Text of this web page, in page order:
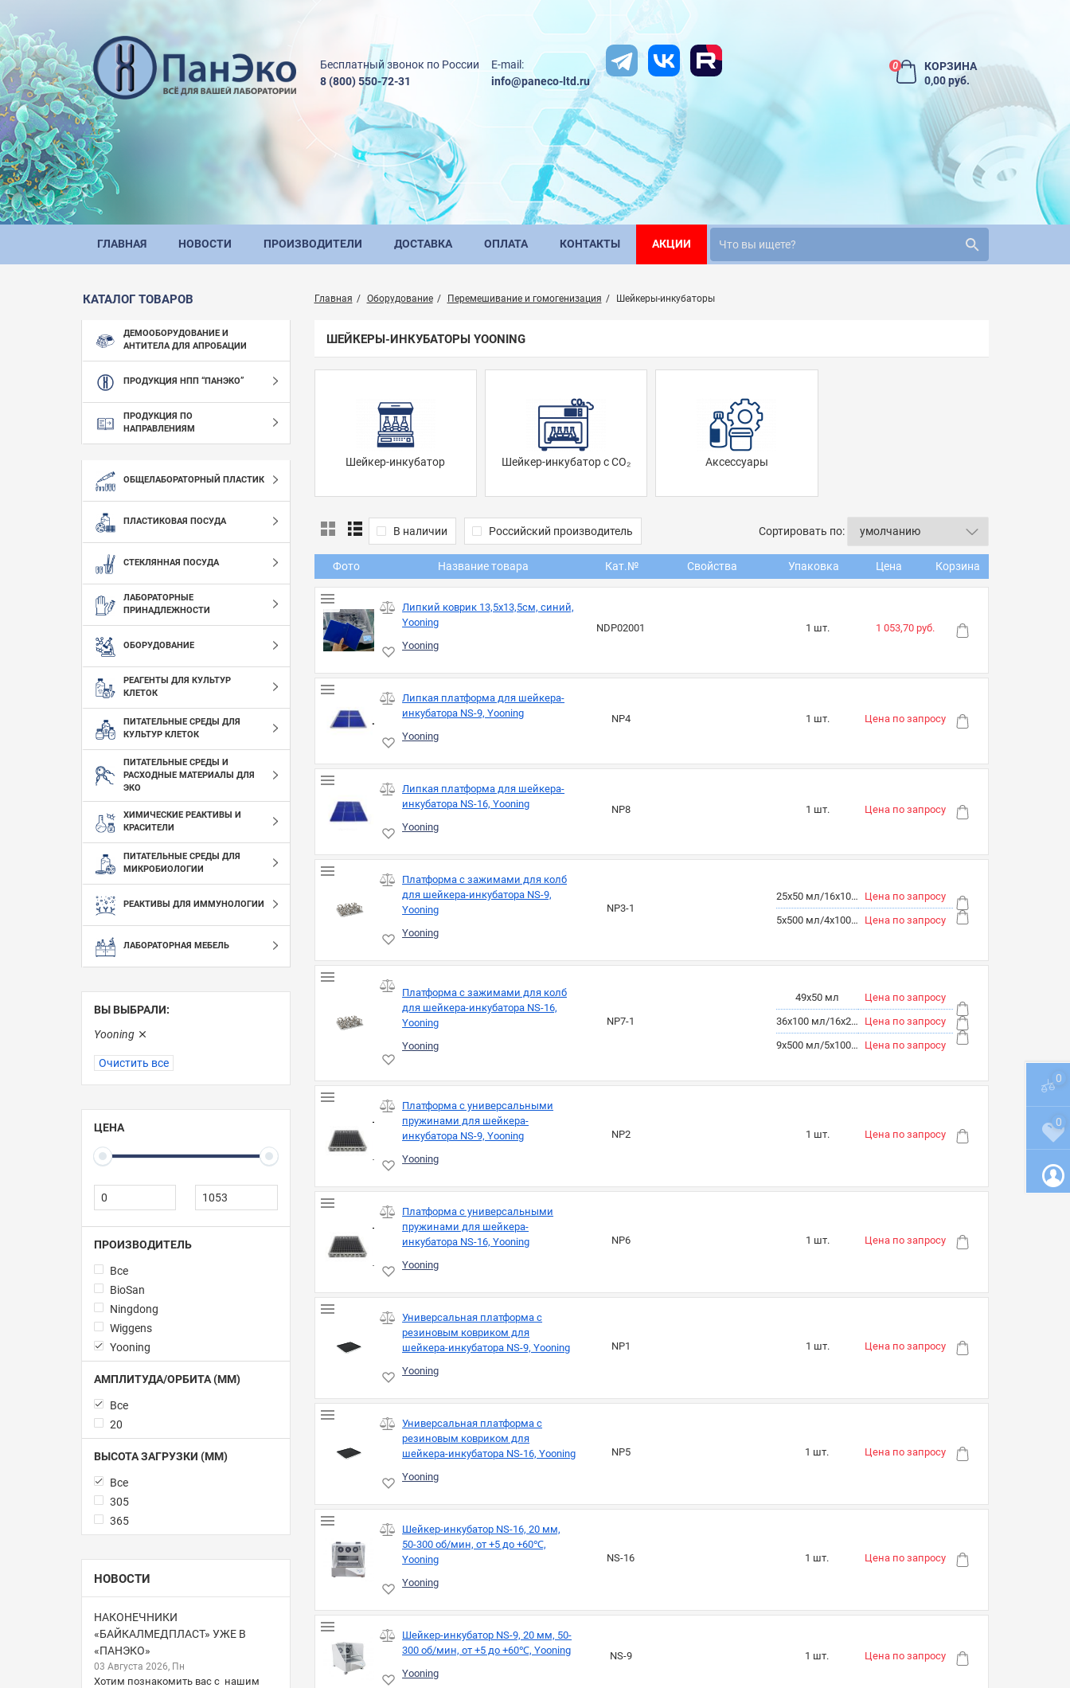
Бесплатный звонок по России
8 (800) 550-72-31
E-mail:
info@paneco-ltd.ru
0
КОРЗИНА
0,00 руб.
ГЛАВНАЯ НОВОСТИ ПРОИЗВОДИТЕЛИ ДОСТАВКА ОПЛАТА КОНТАКТЫ АКЦИИ
КАТАЛОГ ТОВАРОВ
ДЕМООБОРУДОВАНИЕ И
АНТИТЕЛА ДЛЯ АПРОБАЦИИ
ПРОДУКЦИЯ НПП “ПАНЭКО”
ПРОДУКЦИЯ ПО
НАПРАВЛЕНИЯМ
ОБЩЕЛАБОРАТОРНЫЙ ПЛАСТИК
ПЛАСТИКОВАЯ ПОСУДА
СТЕКЛЯННАЯ ПОСУДА
ЛАБОРАТОРНЫЕ
ПРИНАДЛЕЖНОСТИ
ОБОРУДОВАНИЕ
РЕАГЕНТЫ ДЛЯ КУЛЬТУР
КЛЕТОК
ПИТАТЕЛЬНЫЕ СРЕДЫ ДЛЯ
КУЛЬТУР КЛЕТОК
ПИТАТЕЛЬНЫЕ СРЕДЫ И
РАСХОДНЫЕ МАТЕРИАЛЫ ДЛЯ
ЭКО
ХИМИЧЕСКИЕ РЕАКТИВЫ И
КРАСИТЕЛИ
ПИТАТЕЛЬНЫЕ СРЕДЫ ДЛЯ
МИКРОБИОЛОГИИ
РЕАКТИВЫ ДЛЯ ИММУНОЛОГИИ
ЛАБОРАТОРНАЯ МЕБЕЛЬ
ВЫ ВЫБРАЛИ:
Yooning
Очистить все
ЦЕНА
ПРОИЗВОДИТЕЛЬ
Все
BioSan
Ningdong
Wiggens
Yooning
АМПЛИТУДА/ОРБИТА (ММ)
Все
20
ВЫСОТА ЗАГРУЗКИ (ММ)
Все
305
365
Главная Оборудование Перемешивание и гомогенизация Шейкеры-инкубаторы
ШЕЙКЕРЫ-ИНКУБАТОРЫ YOONING
Шейкер-инкубатор Шейкер-инкубатор с CО₂ Аксессуары
В наличии Российский производитель Сортировать по:
Фото Название товара Кат.№ Свойства Упаковка Цена Корзина
Липкий коврик 13,5х13,5см, синий,
Yooning
Yooning
NDP02001 1 шт. 1 053,70 руб.
Липкая платформа для шейкера-
инкубатора NS-9, Yooning
Yooning
NP4 1 шт. Цена по запросу
Липкая платформа для шейкера-
инкубатора NS-16, Yooning
Yooning
NP8 1 шт. Цена по запросу
Платформа с зажимами для колб
для шейкера-инкубатора NS-9,
Yooning
Yooning
NP3-1
25х50 мл/16х100 мл/9х250 мл
5х500 мл/4х1000 мл/2х2000 мл
Цена по запросу
Цена по запросу
Платформа с зажимами для колб
для шейкера-инкубатора NS-16,
Yooning
Yooning
NP7-1
49х50 мл
36х100 мл/16х250 мл
9х500 мл/5х1000 мл/4х2000 мл
Цена по запросу
Цена по запросу
Цена по запросу
Платформа с универсальными
пружинами для шейкера-
инкубатора NS-9, Yooning
Yooning
NP2 1 шт. Цена по запросу
Платформа с универсальными
пружинами для шейкера-
инкубатора NS-16, Yooning
Yooning
NP6 1 шт. Цена по запросу
Универсальная платформа с
резиновым ковриком для
шейкера-инкубатора NS-9, Yooning
Yooning
NP1 1 шт. Цена по запросу
Универсальная платформа с
резиновым ковриком для
шейкера-инкубатора NS-16, Yooning
Yooning
NP5 1 шт. Цена по запросу
Шейкер-инкубатор NS-16, 20 мм,
50-300 об/мин, от +5 до +60℃,
Yooning
Yooning
NS-16 1 шт. Цена по запросу
Шейкер-инкубатор NS-9, 20 мм, 50-
300 об/мин, от +5 до +60℃, Yooning
Yooning
NS-9 1 шт. Цена по запросу
НОВОСТИ
НАКОНЕЧНИКИ
«БАЙКАЛМЕДПЛАСТ» УЖЕ В
«ПАНЭКО»
03 Августа 2026, Пн
Хотим познакомить вас с нашим
0
0